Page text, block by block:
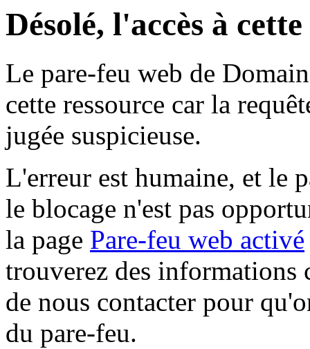
Désolé, l'accès à
Le pare-feu web de
cette ressource car la
jugée suspicieuse.
L'erreur est humaine, et le
le blocage n'est pas
la page Pare-feu web activé
trouverez des informations
de nous contacter pour
du pare-feu.